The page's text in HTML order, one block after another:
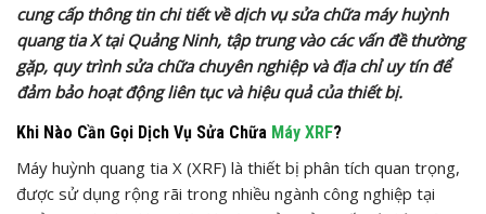
cung cấp thông tin chi tiết về dịch vụ sửa chữa máy huỳnh
quang tia X tại Quảng Ninh, tập trung vào các vấn đề thường
gặp, quy trình sửa chữa chuyên nghiệp và địa chỉ uy tín để
đảm bảo hoạt động liên tục và hiệu quả của thiết bị.
Khi Nào Cần Gọi Dịch Vụ Sửa Chữa Máy XRF?
Máy huỳnh quang tia X (XRF) là thiết bị phân tích quan trọng,
được sử dụng rộng rãi trong nhiều ngành công nghiệp tại